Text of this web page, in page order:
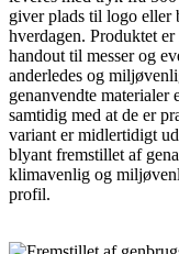
giver plads til logo eller
hverdagen. Produktet
handout til messer og
anderledes og
genanvendte materialer
samtidig med at de er
variant er midlertidigt
blyant fremstillet af
klimavenlig og
profil.